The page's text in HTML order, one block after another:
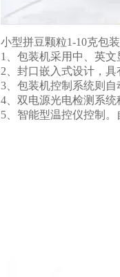
小型拼豆颗粒1-10克包
1、包装机采用中、英
2、封口嵌入式设计，
3、包装机控制系统则
4、双电源光电检测系
5、智能型温控仪控制